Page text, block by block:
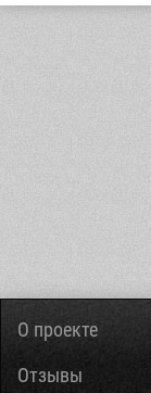
О проекте
Отзывы